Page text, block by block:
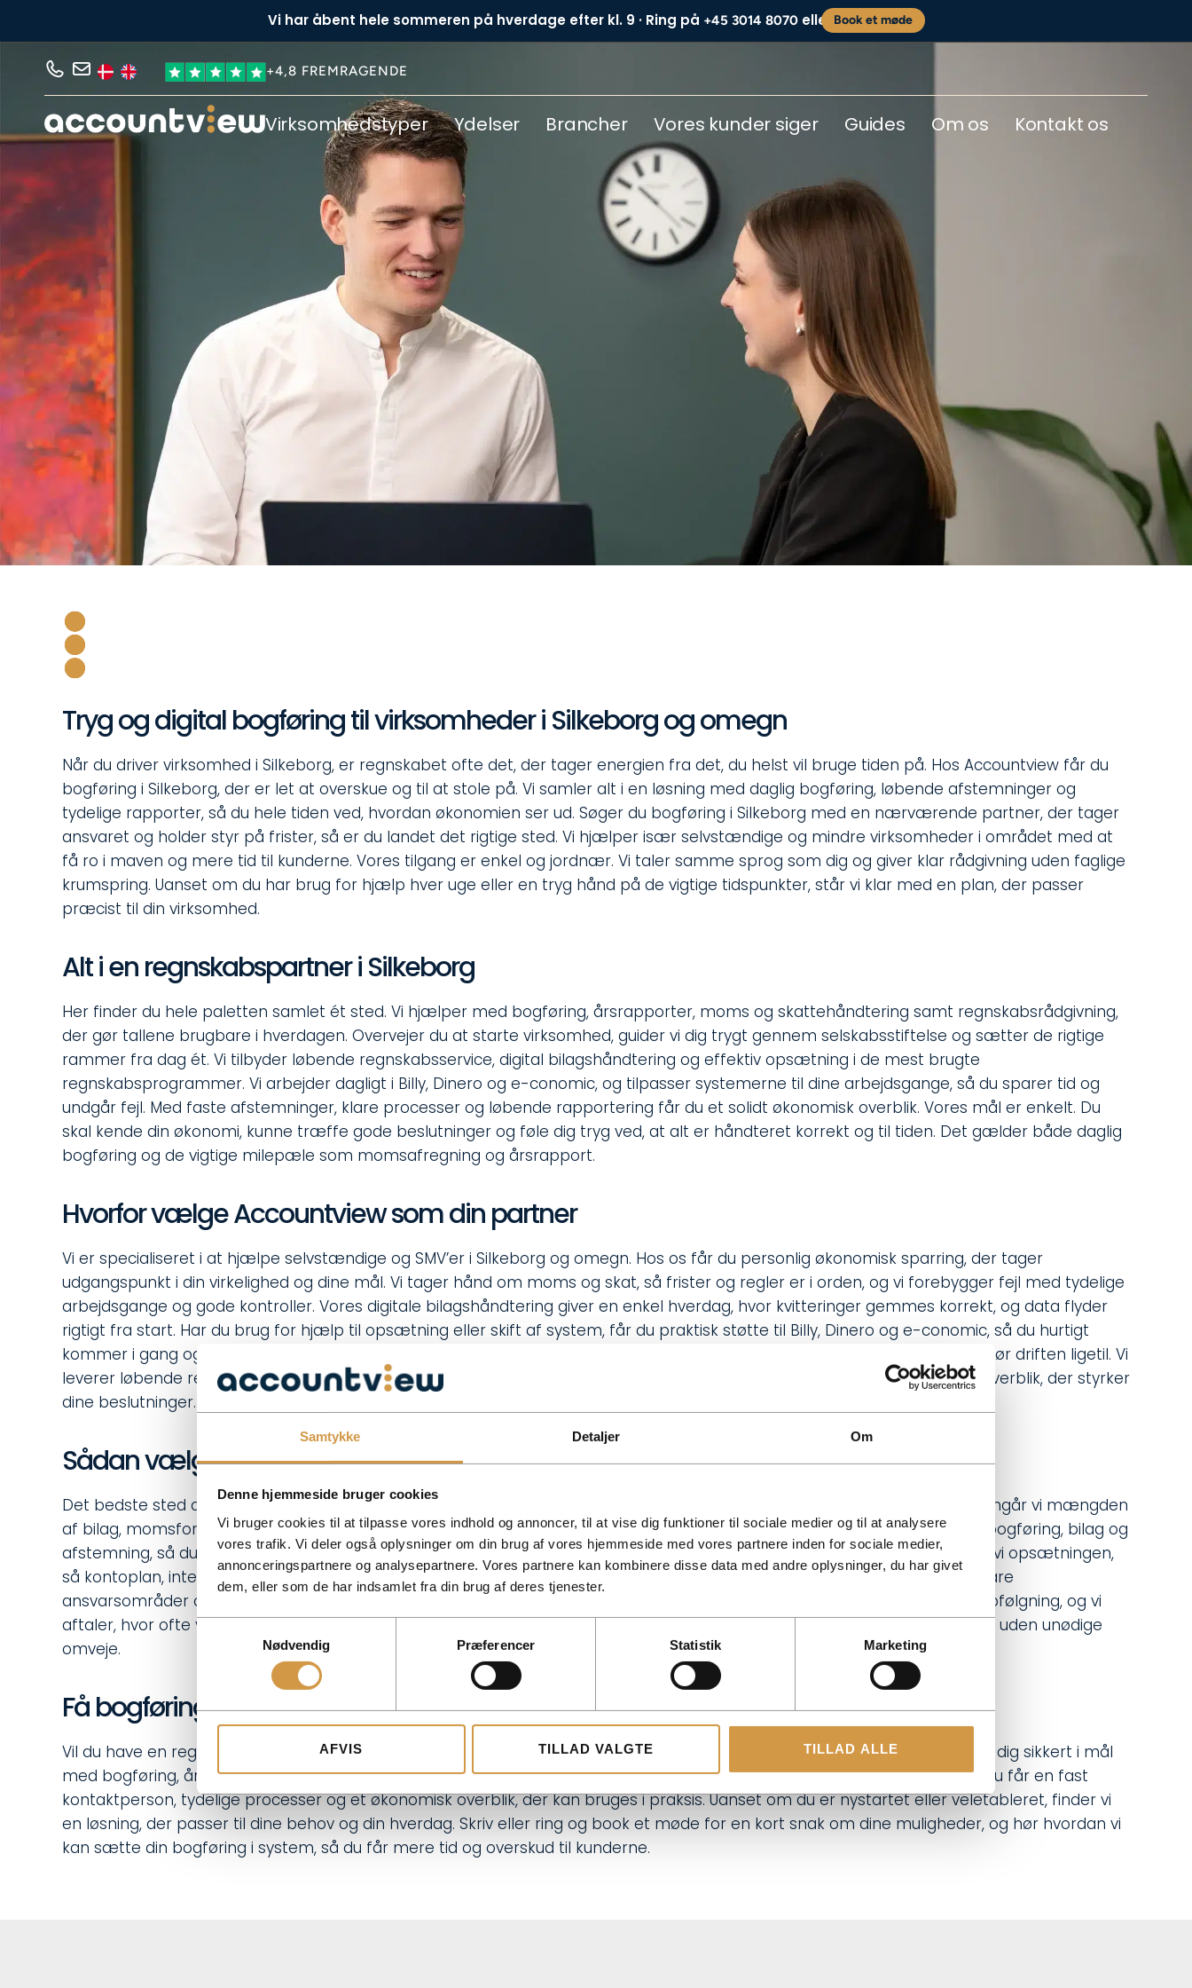
Samtykke Detaljer Om
Denne hjemmeside bruger cookies
Vi bruger cookies til at tilpasse vores indhold og annoncer, til at vise dig funktioner til sociale medier og til at analysere
vores trafik. Vi deler også oplysninger om din brug af vores hjemmeside med vores partnere inden for sociale medier,
annonceringspartnere og analysepartnere. Vores partnere kan kombinere disse data med andre oplysninger, du har givet
dem, eller som de har indsamlet fra din brug af deres tjenester.
Samtykkevalg
Nødvendig
Præferencer Statistik Marketing
AFVIS TILLAD VALGTE TILLAD ALLE
Vi har åbent hele sommeren på hverdage efter kl. 9 · Ring på +45 3014 8070eller Book et møde
+4,8 FREMRAGENDE
Virksomhedstyper Ydelser Brancher Vores kunder siger Guides Om os Kontakt os
Tryg og digital bogføring til virksomheder i Silkeborg og omegn
Når du driver virksomhed i Silkeborg, er regnskabet ofte det, der tager energien fra det, du helst vil bruge tiden på. Hos Accountview får du
bogføring i Silkeborg, der er let at overskue og til at stole på. Vi samler alt i en løsning med daglig bogføring, løbende afstemninger og
tydelige rapporter, så du hele tiden ved, hvordan økonomien ser ud. Søger du bogføring i Silkeborg med en nærværende partner, der tager
ansvaret og holder styr på frister, så er du landet det rigtige sted. Vi hjælper især selvstændige og mindre virksomheder i området med at
få ro i maven og mere tid til kunderne. Vores tilgang er enkel og jordnær. Vi taler samme sprog som dig og giver klar rådgivning uden faglige
krumspring. Uanset om du har brug for hjælp hver uge eller en tryg hånd på de vigtige tidspunkter, står vi klar med en plan, der passer
præcist til din virksomhed.
Alt i en regnskabspartner i Silkeborg
Her finder du hele paletten samlet ét sted. Vi hjælper med bogføring, årsrapporter, moms og skattehåndtering samt regnskabsrådgivning,
der gør tallene brugbare i hverdagen. Overvejer du at starte virksomhed, guider vi dig trygt gennem selskabsstiftelse og sætter de rigtige
rammer fra dag ét. Vi tilbyder løbende regnskabsservice, digital bilagshåndtering og effektiv opsætning i de mest brugte
regnskabsprogrammer. Vi arbejder dagligt i Billy, Dinero og e-conomic, og tilpasser systemerne til dine arbejdsgange, så du sparer tid og
undgår fejl. Med faste afstemninger, klare processer og løbende rapportering får du et solidt økonomisk overblik. Vores mål er enkelt. Du
skal kende din økonomi, kunne træffe gode beslutninger og føle dig tryg ved, at alt er håndteret korrekt og til tiden. Det gælder både daglig
bogføring og de vigtige milepæle som momsafregning og årsrapport.
Hvorfor vælge Accountview som din partner
Vi er specialiseret i at hjælpe selvstændige og SMV’er i Silkeborg og omegn. Hos os får du personlig økonomisk sparring, der tager
udgangspunkt i din virkelighed og dine mål. Vi tager hånd om moms og skat, så frister og regler er i orden, og vi forebygger fejl med tydelige
arbejdsgange og gode kontroller. Vores digitale bilagshåndtering giver en enkel hverdag, hvor kvitteringer gemmes korrekt, og data flyder
rigtigt fra start. Har du brug for hjælp til opsætning eller skift af system, får du praktisk støtte til Billy, Dinero og e-conomic, så du hurtigt
kommer i gang og kan arbejde effektivt. Starter du virksomhed, hjælper vi med selskabsstiftelse og en enkel struktur, der gør driften ligetil. Vi
leverer løbende regnskabsservice, men også indsigt i nøgletal, så du ikke kun får bogføring, men også et klart økonomisk overblik, der styrker
dine beslutninger.
Sådan vælger du den rette løsning
Det bedste sted at starte er en kort samtale om din virksomhed, dine nuværende systemer og dine mål. Sammen gennemgår vi mængden
af bilag, momsforhold, behov for løbende rapportering, og hvem der gør hvad. Dernæst anbefaler vi en enkel proces for bogføring, bilag og
afstemning, så du får en fast rytme og et gennemskueligt overblik. Har du allerede Billy, Dinero eller e-conomic, optimerer vi opsætningen,
så kontoplan, integrationer og bilagsflow fungerer sammen. Skal du i gang fra bunden, får du en sikker onboarding med klare
ansvarsområder og en tidsplan, så du hurtigt mærker effekten i hverdagen. Undervejs sætter vi mål for rapportering og opfølgning, og vi
aftaler, hvor ofte vi mødes på telefon eller online. På den måde får du en løsning, der passer til dit tempo og din forretning, uden unødige
omveje.
Få bogføring i Silkeborg og omegn
Vil du have en regnskabspartner, der gør det enkelt og trygt at drive virksomhed i Silkeborg, så tag kontakt til os. Vi hjælper dig sikkert i mål
med bogføring, årsrapport, moms og skat, og vi står klar med rådgivning, når du skal træffe valg, der påvirker bundlinjen. Du får en fast
kontaktperson, tydelige processer og et økonomisk overblik, der kan bruges i praksis. Uanset om du er nystartet eller veletableret, finder vi
en løsning, der passer til dine behov og din hverdag. Skriv eller ring og book et møde for en kort snak om dine muligheder, og hør hvordan vi
kan sætte din bogføring i system, så du får mere tid og overskud til kunderne.